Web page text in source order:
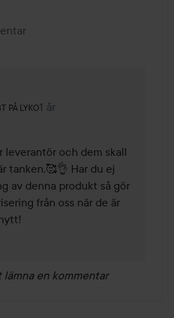
PÅ LYKO
roll: Kundtjänst på Lyko.
1 år
Kommentaren lades 1 år
leverantör och dem skall
tanken.🥰👌 Har du ej
av denna produkt så gör
från oss när de är
lämna en kommentar